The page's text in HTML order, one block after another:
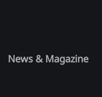
News & Magazine